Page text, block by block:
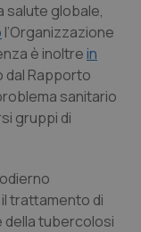
salute globale,
l’Organizzazione
è inoltrein
dal Rapporto
sanitario
gruppi di
trattamento di
della tubercolosi